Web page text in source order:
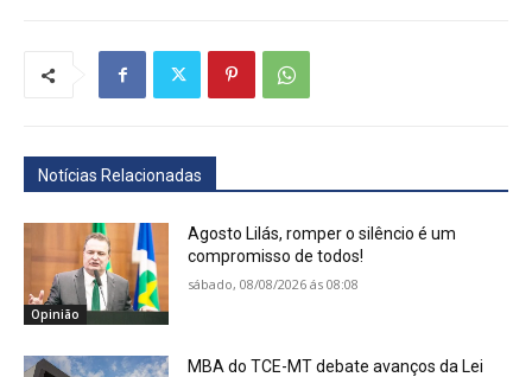
Notícias Relacionadas
Opinião
Agosto Lilás, romper o silêncio é um
compromisso de todos!
sábado, 08/08/2026 ás 08:08
MBA do TCE-MT debate avanços da Lei